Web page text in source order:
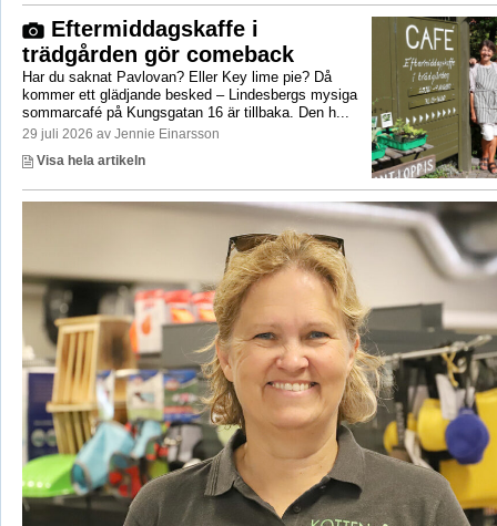
Eftermiddagskaffe i
trädgården gör comeback
Har du saknat Pavlovan? Eller Key lime pie? Då
kommer ett glädjande besked – Lindesbergs mysiga
sommarcafé på Kungsgatan 16 är tillbaka. Den h...
29 juli 2026 av Jennie Einarsson
Visa hela artikeln